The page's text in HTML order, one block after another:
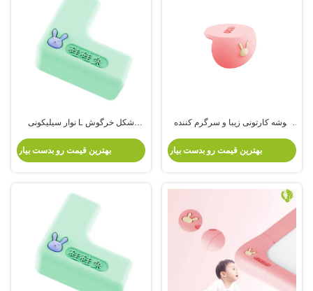
نوار سیلیکونی L شکل خرگوش
ضد برخورد چسبنده کودکان
بهترین قیمت رو بدست بیار
گوشه کارتونی زیبا و سرگرم کننده
محافظ سیلیکونی ضد برخورد
بهترین قیمت رو بدست بیار